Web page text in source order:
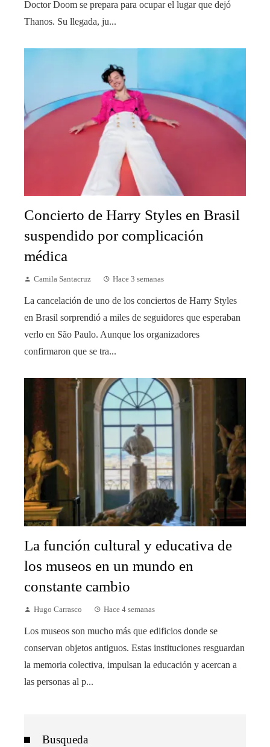
Doctor Doom se prepara para ocupar el lugar que dejó
Thanos. Su llegada, ju...
Concierto de Harry Styles en Brasil
suspendido por complicación
médica
Camila Santacruz Hace 3 semanas
La cancelación de uno de los conciertos de Harry Styles
en Brasil sorprendió a miles de seguidores que esperaban
verlo en São Paulo. Aunque los organizadores
confirmaron que se tra...
La función cultural y educativa de
los museos en un mundo en
constante cambio
Hugo Carrasco Hace 4 semanas
Los museos son mucho más que edificios donde se
conservan objetos antiguos. Estas instituciones resguardan
la memoria colectiva, impulsan la educación y acercan a
las personas al p...
Busqueda